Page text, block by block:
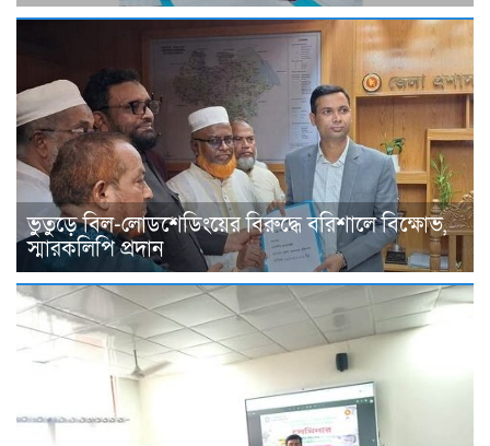
ভুতুড়ে বিল-লোডশেডিংয়ের বিরুদ্ধে বরিশালে বিক্ষোভ,
স্মারকলিপি প্রদান